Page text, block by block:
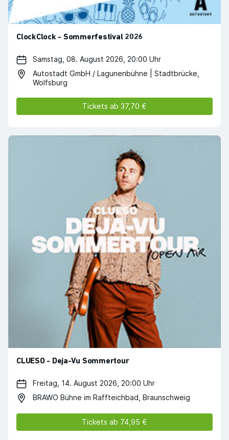
ClockClock - Sommerfestival 2026
Samstag, 08. August 2026, 20:00 Uhr
Autostadt GmbH / Lagunenbühne | Stadtbrücke,
Wolfsburg
Tickets ab 37,70 €
CLUESO - Deja-Vu Sommertour
Freitag, 14. August 2026, 20:00 Uhr
BRAWO Bühne im Raffteichbad, Braunschweig
Tickets ab 74,95 €